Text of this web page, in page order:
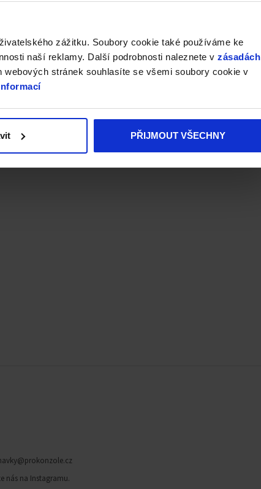
zážitku. Soubory cookie také používáme ke
naší reklamy. Další podrobnosti naleznete v zásadách
webových stránek souhlasíte se všemi soubory cookie v
PŘIJMOUT VŠECHNY
@prokonzole.cz